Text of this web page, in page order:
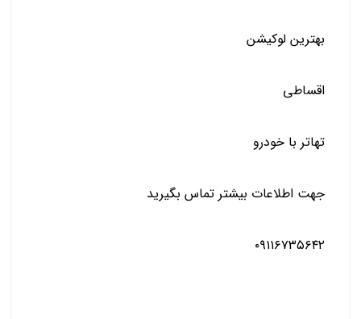
بهترین لوکیشن
اقساطی
تهاتر با خودرو
جهت اطلاعات بیشتر تماس بگیرید
۰۹۱۱۶۷۳۵۶۴۲